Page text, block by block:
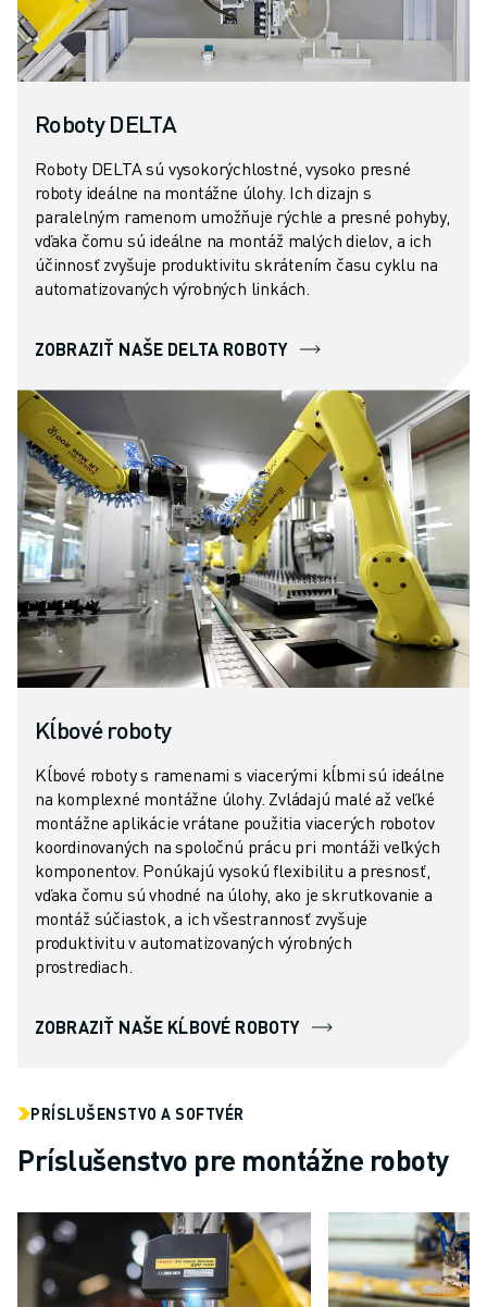
Roboty DELTA
Roboty DELTA sú vysokorýchlostné, vysoko presné
roboty ideálne na montážne úlohy. Ich dizajn s
paralelným ramenom umožňuje rýchle a presné pohyby,
vďaka čomu sú ideálne na montáž malých dielov, a ich
účinnosť zvyšuje produktivitu skrátením času cyklu na
automatizovaných výrobných linkách.
ZOBRAZIŤ NAŠE DELTA ROBOTY
Kĺbové roboty
Kĺbové roboty s ramenami s viacerými kĺbmi sú ideálne
na komplexné montážne úlohy. Zvládajú malé až veľké
montážne aplikácie vrátane použitia viacerých robotov
koordinovaných na spoločnú prácu pri montáži veľkých
komponentov. Ponúkajú vysokú flexibilitu a presnosť,
vďaka čomu sú vhodné na úlohy, ako je skrutkovanie a
montáž súčiastok, a ich všestrannosť zvyšuje
produktivitu v automatizovaných výrobných
prostrediach.
ZOBRAZIŤ NAŠE KĹBOVÉ ROBOTY
PRÍSLUŠENSTVO A SOFTVÉR
Príslušenstvo pre montážne roboty